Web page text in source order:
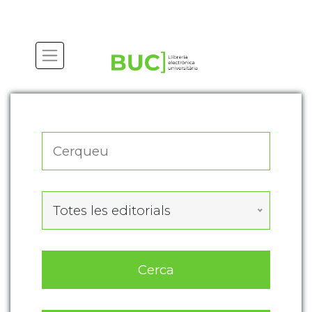
Totes les editorials
Cerca